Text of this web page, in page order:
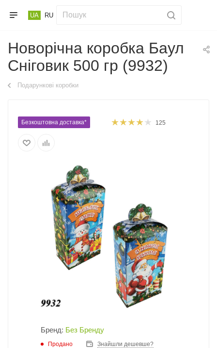
UA RU
Новорічна коробка Баул
Сніговик 500 гр (9932)
Подарункові коробки
Безкоштовна доставка* 125
Бренд: Без Бренду
Продано Знайшли дешевше?